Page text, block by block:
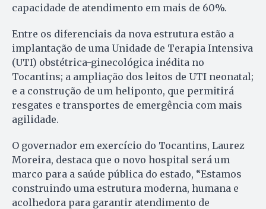
capacidade de atendimento em mais de 60%.
Entre os diferenciais da nova estrutura estão a
implantação de uma Unidade de Terapia Intensiva
(UTI) obstétrica-ginecológica inédita no
Tocantins; a ampliação dos leitos de UTI neonatal;
e a construção de um heliponto, que permitirá
resgates e transportes de emergência com mais
agilidade.
O governador em exercício do Tocantins, Laurez
Moreira, destaca que o novo hospital será um
marco para a saúde pública do estado, “Estamos
construindo uma estrutura moderna, humana e
acolhedora para garantir atendimento de